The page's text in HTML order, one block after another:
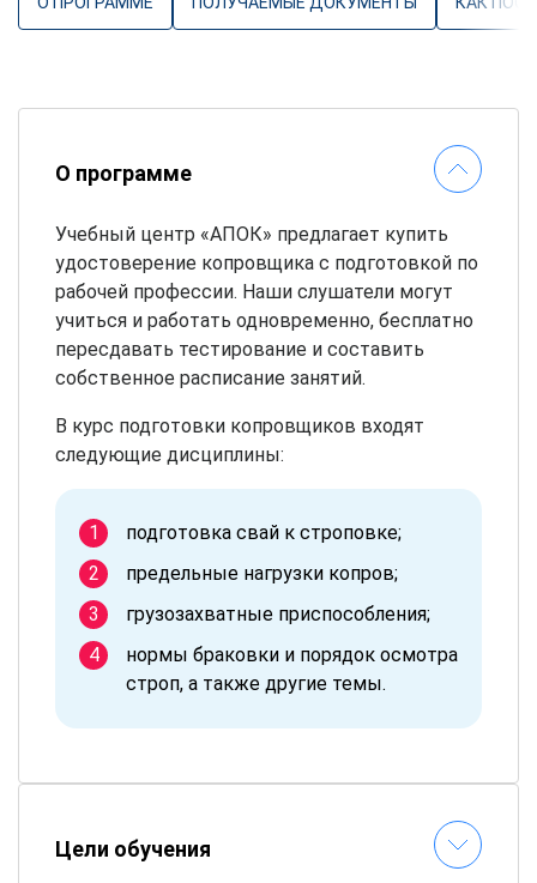
О программе
Учебный центр «АПОК» предлагает купить
удостоверение копровщика с подготовкой по
рабочей профессии. Наши слушатели могут
учиться и работать одновременно, бесплатно
пересдавать тестирование и составить
собственное расписание занятий.
В курс подготовки копровщиков входят
следующие дисциплины:
подготовка свай к строповке;
предельные нагрузки копров;
грузозахватные приспособления;
нормы браковки и порядок осмотра
строп, а также другие темы.
Цели обучения